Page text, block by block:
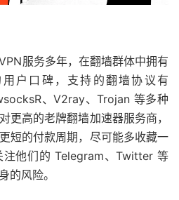
服务多年，在翻墙群体中拥有
户口碑，支持的翻墙协议有
、V2ray、Trojan 等多种
更高的老牌翻墙加速器服务商，
短的付款周期，尽可能多收藏一
他们的 Telegram、Twitter 等
的风险。